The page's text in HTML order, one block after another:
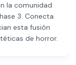
la comunidad
3. Conecta
esta fusión
de horror.